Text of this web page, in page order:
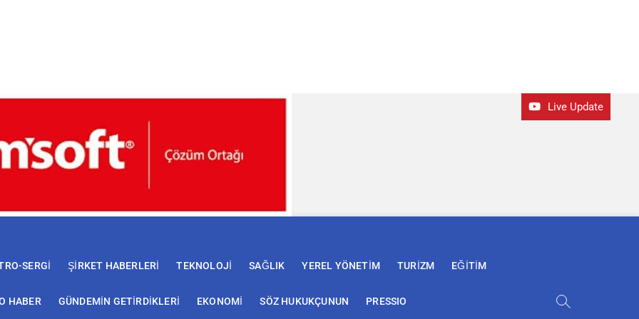
Live Update
SERGİ ŞİRKET HABERLERİ TEKNOLOJİ SAĞLIK YEREL YÖNETİM TURİZM EĞİTİM
HABER GÜNDEMİN GETİRDİKLERİ EKONOMİ SÖZ HUKUKÇUNUN PRESSIO